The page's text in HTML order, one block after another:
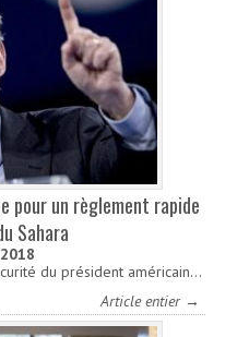
pour un règlement rapide
Sahara
du président américain…
Article entier →